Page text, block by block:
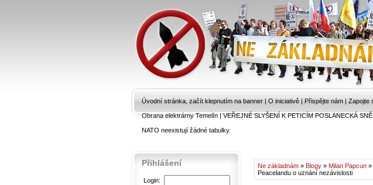
Úvodní stránka, začít klepnutím na banner | O iniciativě | Přispějte nám | Zapojte
Obrana elektrárny Temelín|VEŘEJNÉ SLYŠENÍ K PETICÍM POSLANECKÁ
NATO neexistují žádné tabulky.
Ne základnám » Blogy » Milan Papcun »
Peacelandu o uznání nezávislosti
Přihlášení
Login: